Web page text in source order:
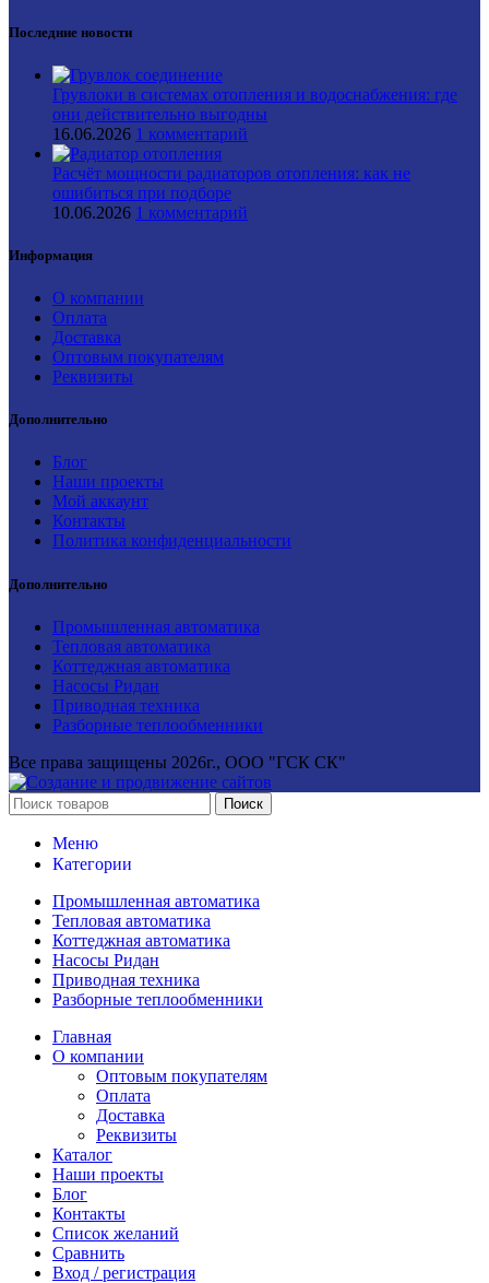
Последние новости
Грувлоки в системах отопления и водоснабжения: где
они действительно выгодны
16.06.2026 1 комментарий
Расчёт мощности радиаторов отопления: как не
ошибиться при подборе
10.06.2026 1 комментарий
Информация
О компании
Оплата
Доставка
Оптовым покупателям
Реквизиты
Дополнительно
Блог
Наши проекты
Мой аккаунт
Контакты
Политика конфиденциальности
Дополнительно
Промышленная автоматика
Тепловая автоматика
Коттеджная автоматика
Насосы Ридан
Приводная техника
Разборные теплообменники
Все права защищены 2026г., ООО "ГСК СК"
Поиск
Меню
Категории
Промышленная автоматика
Тепловая автоматика
Коттеджная автоматика
Насосы Ридан
Приводная техника
Разборные теплообменники
Главная
О компании
Оптовым покупателям
Оплата
Доставка
Реквизиты
Каталог
Наши проекты
Блог
Контакты
Список желаний
Сравнить
Вход / регистрация